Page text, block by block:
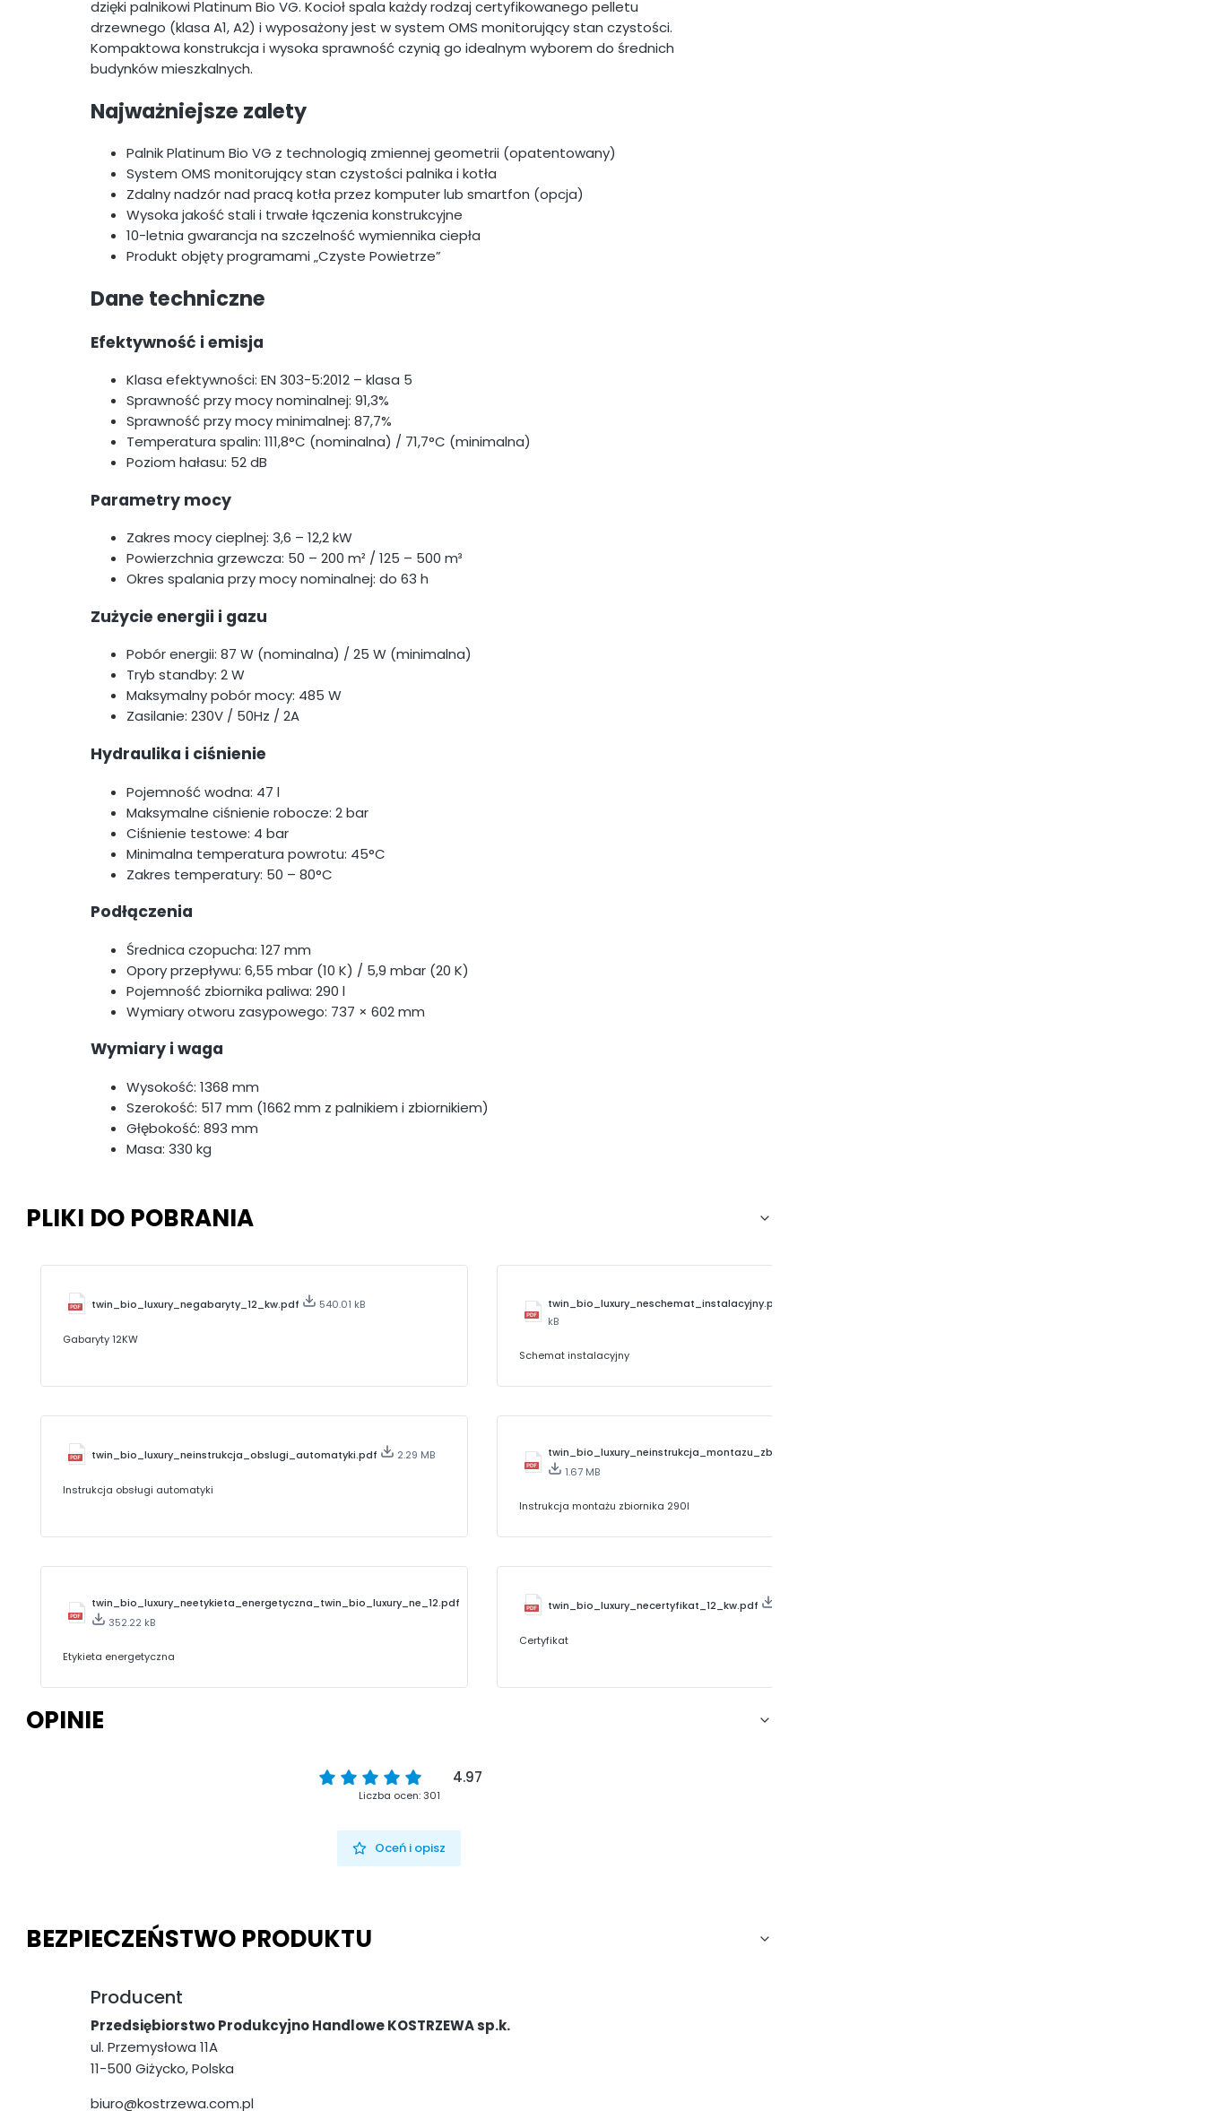
dzięki palnikowi Platinum Bio VG. Kocioł spala każdy rodzaj certyfikowanego pelletu
drzewnego (klasa A1, A2) i wyposażony jest w system OMS monitorujący stan czystości.
Kompaktowa konstrukcja i wysoka sprawność czynią go idealnym wyborem do średnich
budynków mieszkalnych.
Najważniejsze zalety
Palnik Platinum Bio VG z technologią zmiennej geometrii (opatentowany)
System OMS monitorujący stan czystości palnika i kotła
Zdalny nadzór nad pracą kotła przez komputer lub smartfon (opcja)
Wysoka jakość stali i trwałe łączenia konstrukcyjne
10-letnia gwarancja na szczelność wymiennika ciepła
Produkt objęty programami „Czyste Powietrze”
Dane techniczne
Efektywność i emisja
Klasa efektywności: EN 303-5:2012 – klasa 5
Sprawność przy mocy nominalnej: 91,3%
Sprawność przy mocy minimalnej: 87,7%
Temperatura spalin: 111,8°C (nominalna) / 71,7°C (minimalna)
Poziom hałasu: 52 dB
Parametry mocy
Zakres mocy cieplnej: 3,6 – 12,2 kW
Powierzchnia grzewcza: 50 – 200 m² / 125 – 500 m³
Okres spalania przy mocy nominalnej: do 63 h
Zużycie energii i gazu
Pobór energii: 87 W (nominalna) / 25 W (minimalna)
Tryb standby: 2 W
Maksymalny pobór mocy: 485 W
Zasilanie: 230V / 50Hz / 2A
Hydraulika i ciśnienie
Pojemność wodna: 47 l
Maksymalne ciśnienie robocze: 2 bar
Ciśnienie testowe: 4 bar
Minimalna temperatura powrotu: 45°C
Zakres temperatury: 50 – 80°C
Podłączenia
Średnica czopucha: 127 mm
Opory przepływu: 6,55 mbar (10 K) / 5,9 mbar (20 K)
Pojemność zbiornika paliwa: 290 l
Wymiary otworu zasypowego: 737 × 602 mm
Wymiary i waga
Wysokość: 1368 mm
Szerokość: 517 mm (1662 mm z palnikiem i zbiornikiem)
Głębokość: 893 mm
Masa: 330 kg
PLIKI DO POBRANIA
twin_bio_luxury_negabaryty_12_kw.pdf 540.01 kB
Gabaryty 12KW
twin_bio_luxury_neschemat_instalacyjny.pdf
kB
Schemat instalacyjny
twin_bio_luxury_neinstrukcja_obslugi_automatyki.pdf 2.29 MB
Instrukcja obsługi automatyki
twin_bio_luxury_neinstrukcja_montazu_zbiornika_290_l.pdf
1.67 MB
Instrukcja montażu zbiornika 290l
twin_bio_luxury_neetykieta_energetyczna_twin_bio_luxury_ne_12.pdf
352.22 kB
Etykieta energetyczna
twin_bio_luxury_necertyfikat_12_kw.pdf
Certyfikat
OPINIE
4.97
Liczba ocen: 301
Oceń i opisz
BEZPIECZEŃSTWO PRODUKTU
Producent
Przedsiębiorstwo Produkcyjno Handlowe KOSTRZEWA sp.k.
ul. Przemysłowa 11A
11-500 Giżycko, Polska
biuro@kostrzewa.com.pl